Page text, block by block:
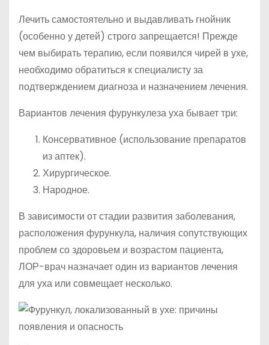
Лечить самостоятельно и выдавливать гнойник
(особенно у детей) строго запрещается! Прежде
чем выбирать терапию, если появился чирей в ухе,
необходимо обратиться к специалисту за
подтверждением диагноза и назначением лечения.
Вариантов лечения фурункулеза уха бывает три:
Консервативное (использование препаратов
из аптек).
Хирургическое.
Народное.
В зависимости от стадии развития заболевания,
расположения фурункула, наличия сопутствующих
проблем со здоровьем и возрастом пациента,
ЛОР-врач назначает один из вариантов лечения
для уха или совмещает несколько.